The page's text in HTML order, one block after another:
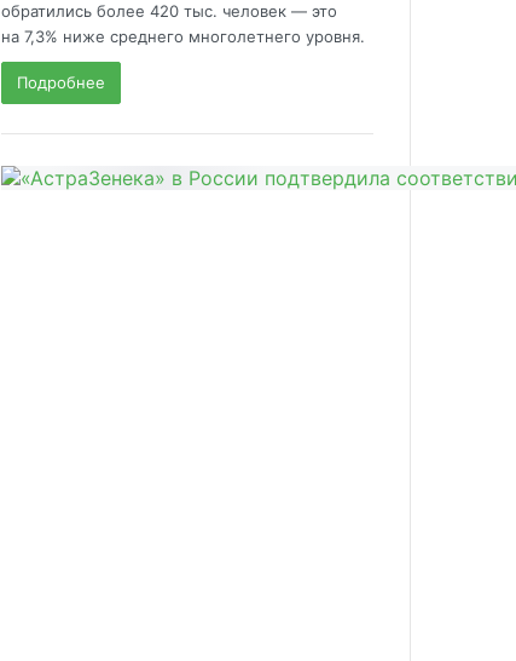
обратились более 420 тыс. человек — это
на 7,3% ниже среднего многолетнего уровня.
Подробнее